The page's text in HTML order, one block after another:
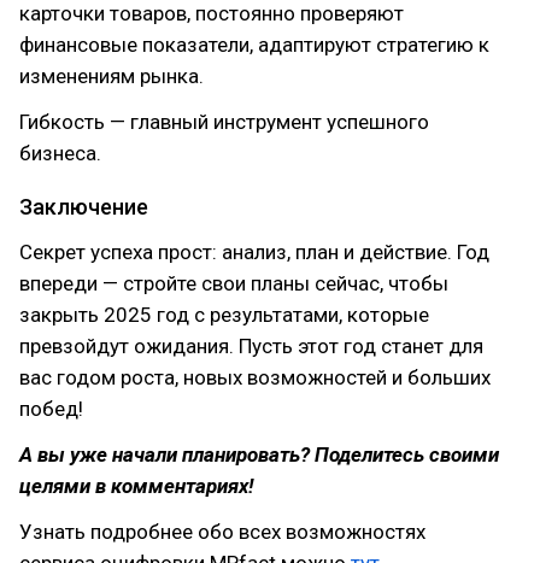
карточки товаров, постоянно проверяют
финансовые показатели, адаптируют стратегию к
изменениям рынка.
Гибкость — главный инструмент успешного
бизнеса.
Заключение
Секрет успеха прост: анализ, план и действие. Год
впереди — стройте свои планы сейчас, чтобы
закрыть 2025 год с результатами, которые
превзойдут ожидания. Пусть этот год станет для
вас годом роста, новых возможностей и больших
побед!
А вы уже начали планировать? Поделитесь своими
целями в комментариях!
Узнать подробнее обо всех возможностях